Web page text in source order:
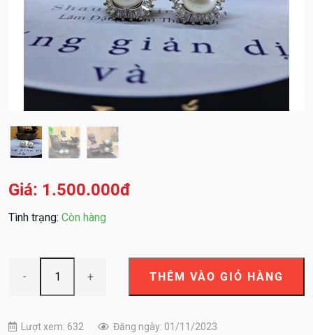
Giá: 1.500.000đ
Tình trạng: Còn hàng
- +
Lượt xem: 632 Đăng ngày: 01/11/2023